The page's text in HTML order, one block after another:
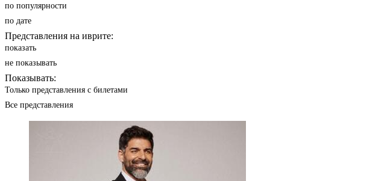
по популярности
по дате
Представления на иврите:
показать
не показывать
Показывать:
Только представления с билетами
Все представления